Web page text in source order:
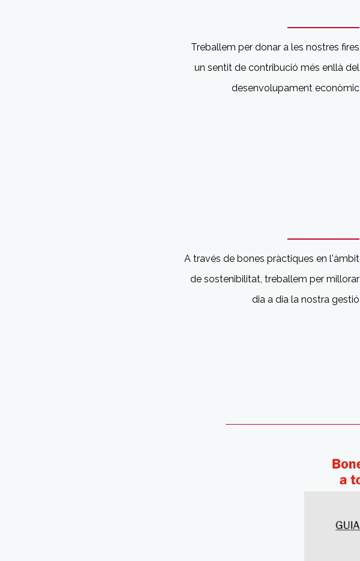
Treballem per donar a les nostres fires
un sentit de contribució més enllà del
desenvolupament econòmic
A través de bones pràctiques en l'àmbit
de sostenibilitat, treballem per millorar
dia a dia la nostra gestió